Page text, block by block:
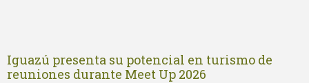
Iguazú presenta su potencial en turismo de
reuniones durante Meet Up 2026